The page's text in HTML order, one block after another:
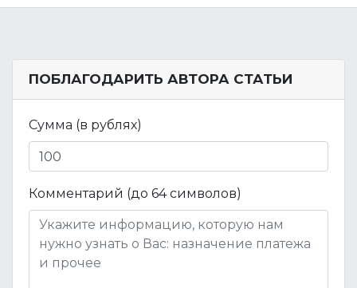
ПОБЛАГОДАРИТЬ АВТОРА СТАТЬИ
Сумма (в рублях)
Комментарий (до 64 символов)